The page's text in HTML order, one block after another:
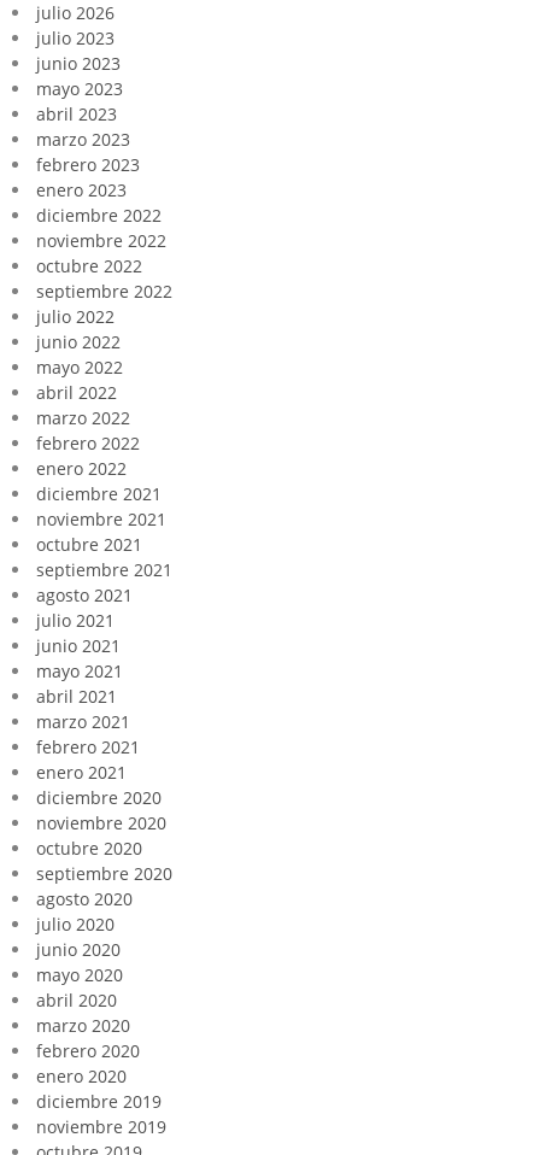
julio 2026
julio 2023
junio 2023
mayo 2023
abril 2023
marzo 2023
febrero 2023
enero 2023
diciembre 2022
noviembre 2022
octubre 2022
septiembre 2022
julio 2022
junio 2022
mayo 2022
abril 2022
marzo 2022
febrero 2022
enero 2022
diciembre 2021
noviembre 2021
octubre 2021
septiembre 2021
agosto 2021
julio 2021
junio 2021
mayo 2021
abril 2021
marzo 2021
febrero 2021
enero 2021
diciembre 2020
noviembre 2020
octubre 2020
septiembre 2020
agosto 2020
julio 2020
junio 2020
mayo 2020
abril 2020
marzo 2020
febrero 2020
enero 2020
diciembre 2019
noviembre 2019